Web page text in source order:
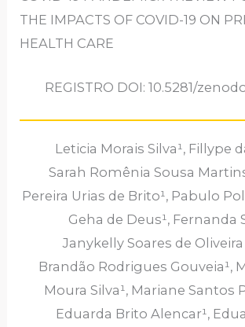
THE IMPACTS OF COVID-19 ON
HEALTH CARE
REGISTRO DOI: 10.5281/
Leticia Morais Silva¹, Fillype
Sarah Romênia Sousa
Pereira Urias de Brito¹, Pabulo
Geha de Deus¹, Fernanda
Janykelly Soares de Oliveira
Brandão Rodrigues Gouveia¹,
Moura Silva¹, Mariane Santos
Eduarda Brito Alencar¹,